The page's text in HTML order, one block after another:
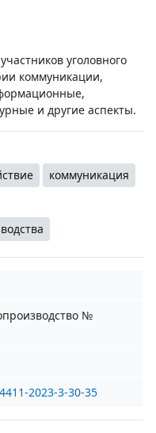
уголовного
коммуникации,
и другие аспекты.
коммуникация
№
2023-3-30-35